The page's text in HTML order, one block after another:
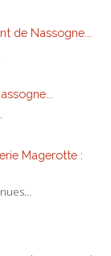
de Nassogne...
Magerotte :